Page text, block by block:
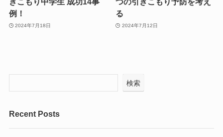
例！
2024年7月18日
る
2024年7月12日
検索
Recent Posts